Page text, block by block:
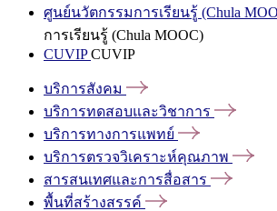
ศูนย์นวัตกรรมการเรียนรู้ (Chula
การเรียนรู้ (Chula MOOC)
CUVIPCUVIP
บริการสังคม
บริการทดสอบและวิชาการ
บริการทางการแพทย์
บริการตรวจวิเคราะห์คุณภาพ
สารสนเทศและการสื่อสาร
พื้นที่สร้างสรรค์